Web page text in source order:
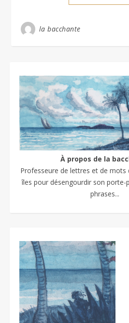
la bacchante
À propos de la
Professeure de lettres et de mots
îles pour désengourdir son porte-
phrases...